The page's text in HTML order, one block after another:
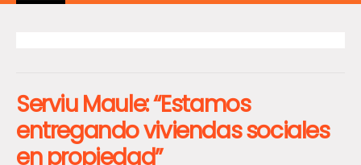
Serviu Maule: “Estamos
entregando viviendas sociales
en propiedad”